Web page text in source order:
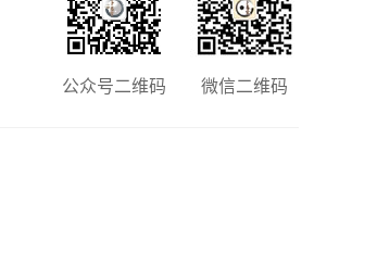
公众号二维码 微信二维码